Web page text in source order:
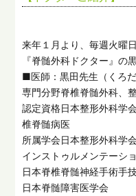
来年１月より、毎週火曜
『脊髄外科ドクター』の
■医師：黒田先生（くろだ
専門分野脊椎脊髄外科、
認定資格日本整形外科学
椎脊髄病医
所属学会日本整形外科学
インストゥルメンテーショ
日本脊椎脊髄神経手術手技
日本脊髄障害医学会